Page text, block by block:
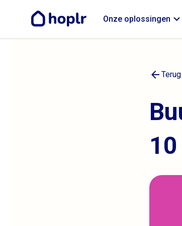
Onze oplossingen expand_more
arrow_back